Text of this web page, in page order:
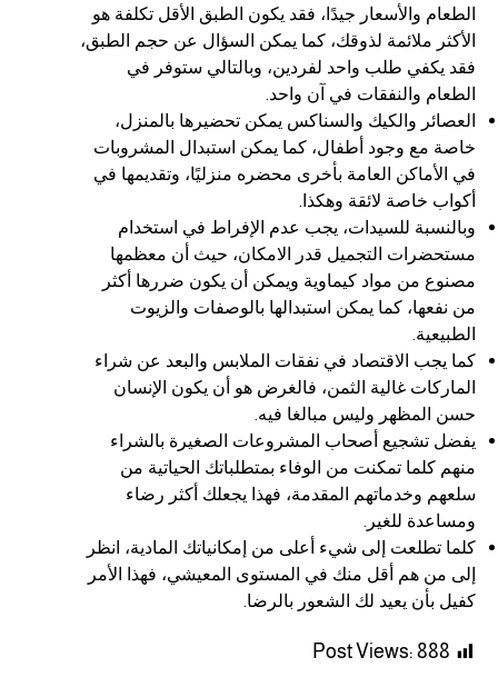
الطعام والأسعار جيدًا، فقد يكون الطبق الأقل تكلفة هو
الأكثر ملائمة لذوقك، كما يمكن السؤال عن حجم الطبق،
فقد يكفي طلب واحد لفردين، وبالتالي ستوفر في
الطعام والنفقات في آن واحد.
العصائر والكيك والسناكس يمكن تحضيرها بالمنزل،
خاصة مع وجود أطفال، كما يمكن استبدال المشروبات
في الأماكن العامة بأخرى محضره منزليًا، وتقديمها في
أكواب خاصة لائقة وهكذا.
وبالنسبة للسيدات، يجب عدم الإفراط في استخدام
مستحضرات التجميل قدر الامكان، حيث أن معظمها
مصنوع من مواد كيماوية ويمكن أن يكون ضررها أكثر
من نفعها، كما يمكن استبدالها بالوصفات والزيوت
الطبيعية.
كما يجب الاقتصاد في نفقات الملابس والبعد عن شراء
الماركات غالية الثمن، فالغرض هو أن يكون الإنسان
حسن المظهر وليس مبالغا فيه.
يفضل تشجيع أصحاب المشروعات الصغيرة بالشراء
منهم كلما تمكنت من الوفاء بمتطلباتك الحياتية من
سلعهم وخدماتهم المقدمة، فهذا يجعلك أكثر رضاء
ومساعدة للغير.
كلما تطلعت إلى شيء أعلى من إمكانياتك المادية، انظر
إلى من هم أقل منك في المستوى المعيشي، فهذا الأمر
كفيل بأن يعيد لك الشعور بالرضا.
Post Views: 888